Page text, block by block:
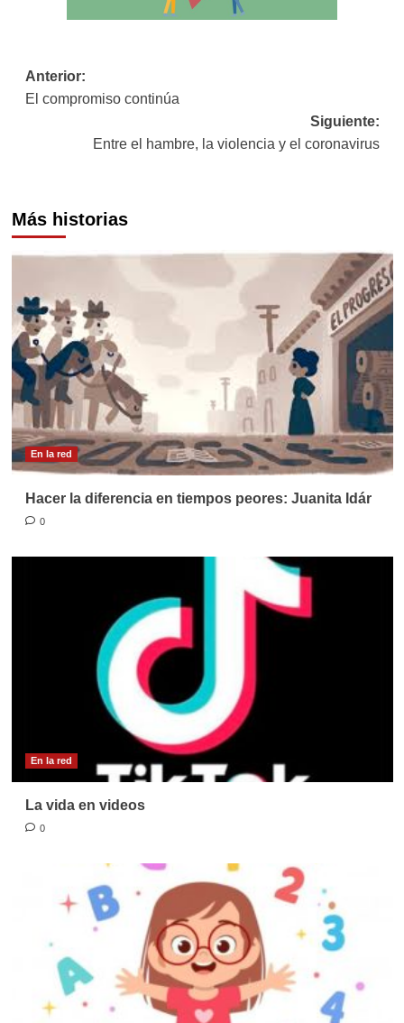
Navegación
de
entradas
Anterior:
El compromiso continúa
Siguiente:
Entre el hambre, la violencia y el coronavirus
Más historias
En la red
Hacer la diferencia en tiempos peores: Juanita Idár
0
En la red
La vida en videos
0